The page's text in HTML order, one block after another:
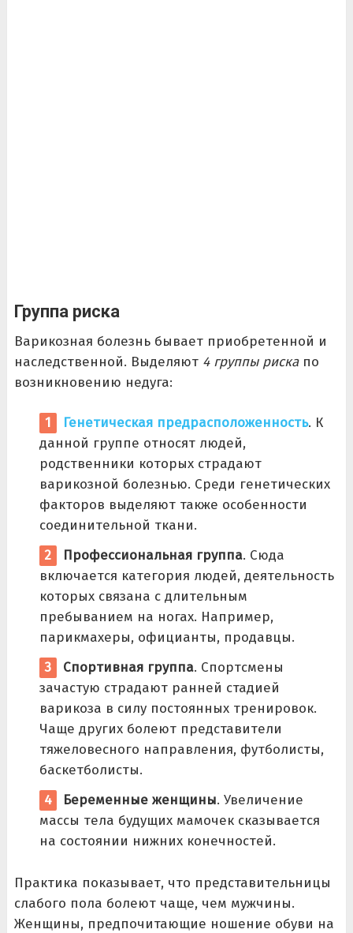
Группа риска
Варикозная болезнь бывает приобретенной и
наследственной. Выделяют 4 группы рискапо
возникновению недуга:
Генетическая предрасположенность. К
данной группе относят людей,
родственники которых страдают
варикозной болезнью. Среди генетических
факторов выделяют также особенности
соединительной ткани.
Профессиональная группа. Сюда
включается категория людей, деятельность
которых связана с длительным
пребыванием на ногах. Например,
парикмахеры, официанты, продавцы.
Спортивная группа. Спортсмены
зачастую страдают ранней стадией
варикоза в силу постоянных тренировок.
Чаще других болеют представители
тяжеловесного направления, футболисты,
баскетболисты.
Беременные женщины. Увеличение
массы тела будущих мамочек сказывается
на состоянии нижних конечностей.
Практика показывает, что представительницы
слабого пола болеют чаще, чем мужчины.
Женщины, предпочитающие ношение обуви на